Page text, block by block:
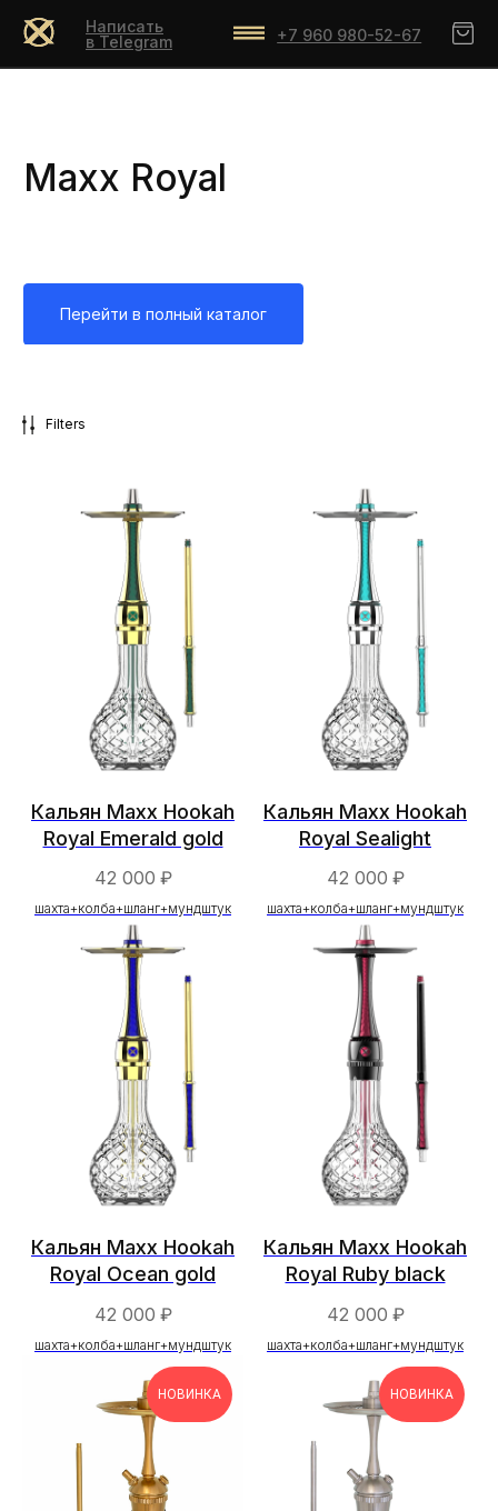
+7 960 980-52-67
Написать
в Telegram
Filters
Кальян Maxx Hookah
Royal Emerald gold
42 000 ₽
шахта+колба+шланг+мундштук
Кальян Maxx Hookah
Royal Sealight
42 000 ₽
шахта+колба+шланг+мундштук
Кальян Maxx Hookah
Royal Ocean gold
42 000 ₽
шахта+колба+шланг+мундштук
Кальян Maxx Hookah
Royal Ruby black
42 000 ₽
шахта+колба+шланг+мундштук
НОВИНКА НОВИНКА